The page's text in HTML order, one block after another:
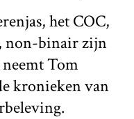
het COC,
non-binair zijn
Tom
kronieken van